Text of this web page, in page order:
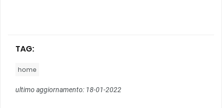
TAG:
home
ultimo aggiornamento: 18-01-2022